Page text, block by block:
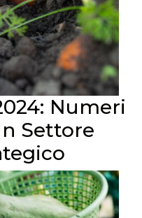
Numeri
Settore